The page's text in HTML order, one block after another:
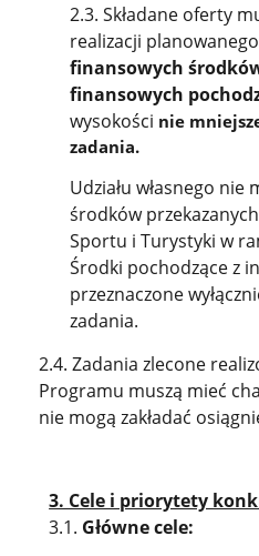
2.3. Składane oferty
realizacji
finansowych
finansowych
wysokości nie
zadania.
Udziału własnego nie
środków
Sportu i Turystyki w
Środki pochodzące z
przeznaczone
zadania.
2.4. Zadania zlecone
Programu muszą mieć
nie mogą zakładać
3. Cele i priorytety
3.1. Główne cele: